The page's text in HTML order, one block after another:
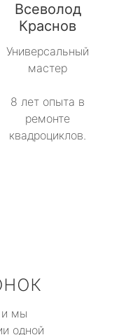
Всеволод
Краснов
Универсальный
мастер
8 лет опыта в
ремонте
квадроциклов.
и мы
одной